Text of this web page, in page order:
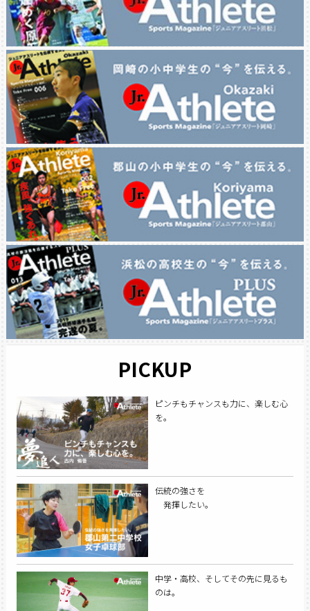
PICKUP
ピンチもチャンスも力に、楽しむ心
を。
伝統の強さを
発揮したい。
中学・高校、そしてその先に見るも
のは。